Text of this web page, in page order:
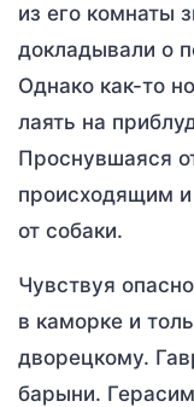
из его комнаты
докладывали о
Однако как-то
лаять на
Проснувшаяся
происходящим и
от собаки.
Чувствуя
в каморке и
дворецкому.
барыни.